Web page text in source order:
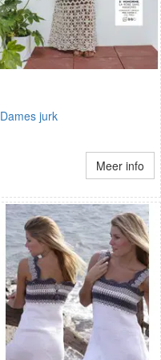
Dames jurk
Meer info